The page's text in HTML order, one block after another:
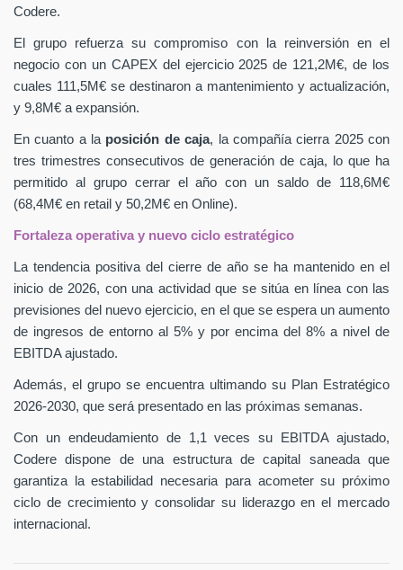
Codere.
El grupo refuerza su compromiso con la reinversión en el
negocio con un CAPEX del ejercicio 2025 de 121,2M€, de los
cuales 111,5M€ se destinaron a mantenimiento y actualización,
y 9,8M€ a expansión.
En cuanto a la posición de caja, la compañía cierra 2025 con
tres trimestres consecutivos de generación de caja, lo que ha
permitido al grupo cerrar el año con un saldo de 118,6M€
(68,4M€ en retail y 50,2M€ en Online).
Fortaleza operativa y nuevo ciclo estratégico
La tendencia positiva del cierre de año se ha mantenido en el
inicio de 2026, con una actividad que se sitúa en línea con las
previsiones del nuevo ejercicio, en el que se espera un aumento
de ingresos de entorno al 5% y por encima del 8% a nivel de
EBITDA ajustado.
Además, el grupo se encuentra ultimando su Plan Estratégico
2026-2030, que será presentado en las próximas semanas.
Con un endeudamiento de 1,1 veces su EBITDA ajustado,
Codere dispone de una estructura de capital saneada que
garantiza la estabilidad necesaria para acometer su próximo
ciclo de crecimiento y consolidar su liderazgo en el mercado
internacional.